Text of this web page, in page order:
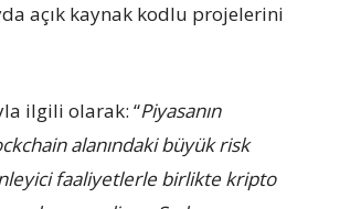
açık kaynak kodlu projelerini
ilgili olarak: “Piyasanın
alanındaki büyük risk
faaliyetlerle birlikte kripto